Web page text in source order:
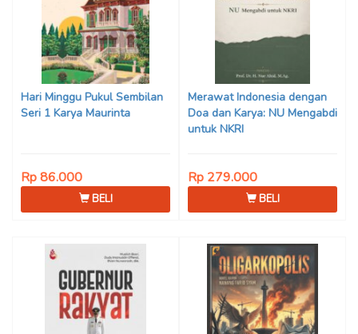
Hari Minggu Pukul Sembilan
Seri 1 Karya Maurinta
Rp 86.000
BELI
Merawat Indonesia dengan
Doa dan Karya: NU Mengabdi
untuk NKRI
Rp 279.000
BELI